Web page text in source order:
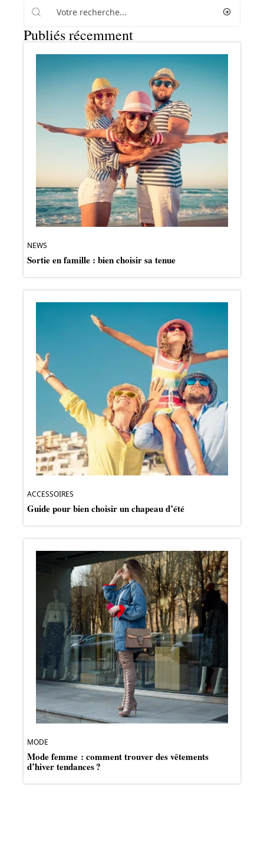
Publiés récemment
NEWS
Sortie en famille : bien choisir sa tenue
ACCESSOIRES
Guide pour bien choisir un chapeau d’été
MODE
Mode femme : comment trouver des vêtements
d’hiver tendances ?